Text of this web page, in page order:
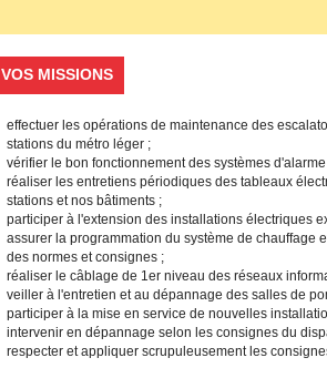
VOS MISSIONS
effectuer les opérations de maintenance des
stations du métro léger ;
vérifier le bon fonctionnement des systèmes
réaliser les entretiens périodiques des tableaux
stations et nos bâtiments ;
participer à l'extension des installations électriques
assurer la programmation du système de chauffage
des normes et consignes ;
réaliser le câblage de 1er niveau des réseaux
veiller à l'entretien et au dépannage des salles de
participer à la mise en service de nouvelles
intervenir en dépannage selon les consignes du
respecter et appliquer scrupuleusement les